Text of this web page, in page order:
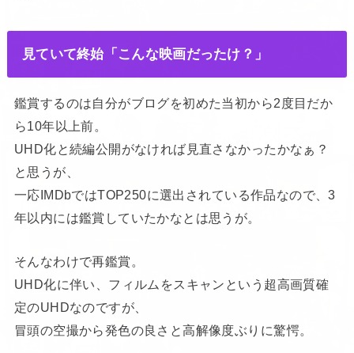
見ていて終始「こんな映画だったけ？」
鑑賞するのは自分がブログを初めた当初から2度目だか
ら10年以上前。
UHD化と続編公開がなければ見直さなかったかなぁ？
と思うが、
一応IMDbではTOP250に選出されている作品なので、3
年以内には鑑賞していたかなとは思うが。
そんなわけで再鑑賞。
UHD化に伴い、フィルムをスキャンという超高画質確
定のUHDなのですが、
冒頭の空撮から発色の良さと高解像度ぶりに驚愕。